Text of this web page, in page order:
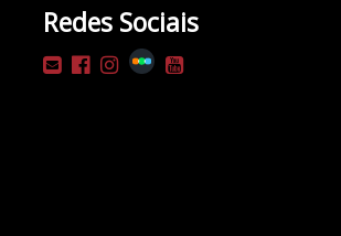
Redes Sociais